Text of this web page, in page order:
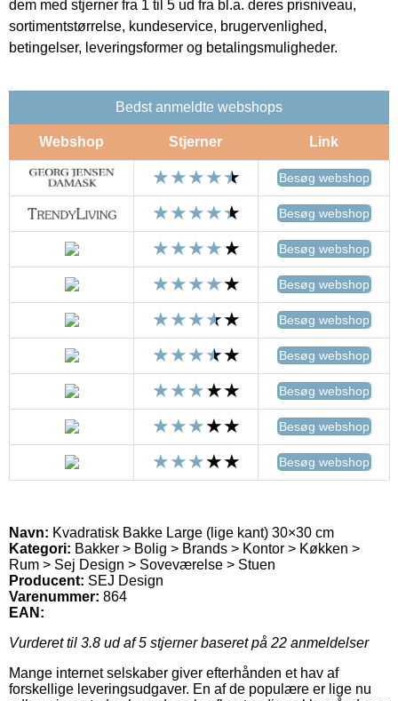
dem med stjerner fra 1 til 5 ud fra bl.a. deres prisniveau,
sortimentstørrelse, kundeservice, brugervenlighed,
betingelser, leveringsformer og betalingsmuligheder.
Bedst anmeldte webshops
Webshop Stjerner Link
Besøg webshop
Besøg webshop
Besøg webshop
Besøg webshop
Besøg webshop
Besøg webshop
Besøg webshop
Besøg webshop
Besøg webshop
Navn: Kvadratisk Bakke Large (lige kant) 30×30 cm
Kategori: Bakker > Bolig > Brands > Kontor > Køkken >
Rum > Sej Design > Soveværelse > Stuen
Producent: SEJ Design
Varenummer: 864
EAN:
Vurderet til 3.8 ud af 5 stjerner baseret på 22 anmeldelser
Mange internet selskaber giver efterhånden et hav af
forskellige leveringsudgaver. En af de populære er lige nu